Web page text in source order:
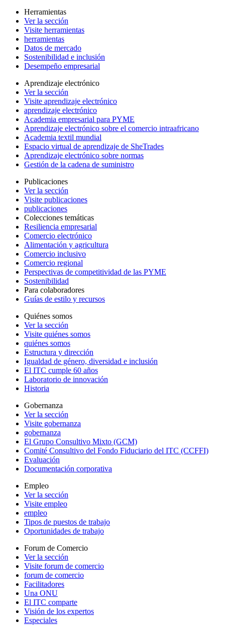
Herramientas
Ver la sección
Visite herramientas
herramientas
Datos de mercado
Sostenibilidad e inclusión
Desempeño empresarial
Aprendizaje electrónico
Ver la sección
Visite aprendizaje electrónico
aprendizaje electrónico
Academia empresarial para PYME
Aprendizaje electrónico sobre el comercio intraafricano
Academia textil mundial
Espacio virtual de aprendizaje de SheTrades
Aprendizaje electrónico sobre normas
Gestión de la cadena de suministro
Publicaciones
Ver la sección
Visite publicaciones
publicaciones
Colecciones temáticas
Resiliencia empresarial
Comercio electrónico
Alimentación y agricultura
Comercio inclusivo
Comercio regional
Perspectivas de competitividad de las PYME
Sostenibilidad
Para colaboradores
Guías de estilo y recursos
Quiénes somos
Ver la sección
Visite quiénes somos
quiénes somos
Estructura y dirección
Igualdad de género, diversidad e inclusión
El ITC cumple 60 años
Laboratorio de innovación
Historia
Gobernanza
Ver la sección
Visite gobernanza
gobernanza
El Grupo Consultivo Mixto (GCM)
Comité Consultivo del Fondo Fiduciario del ITC (CCFFI)
Evaluación
Documentación corporativa
Empleo
Ver la sección
Visite empleo
empleo
Tipos de puestos de trabajo
Oportunidades de trabajo
Forum de Comercio
Ver la sección
Visite forum de comercio
forum de comercio
Facilitadores
Una ONU
El ITC comparte
Visión de los expertos
Especiales